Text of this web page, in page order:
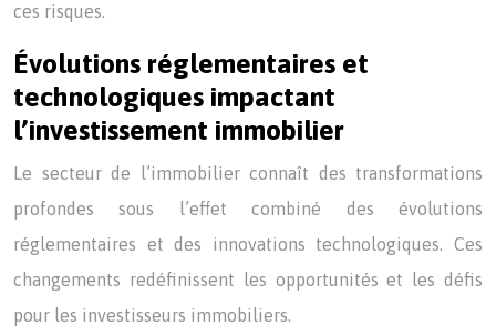
ces risques.
Évolutions réglementaires et
technologiques impactant
l’investissement immobilier
Le secteur de l’immobilier connaît des transformations
profondes sous l’effet combiné des évolutions
réglementaires et des innovations technologiques. Ces
changements redéfinissent les opportunités et les défis
pour les investisseurs immobiliers.